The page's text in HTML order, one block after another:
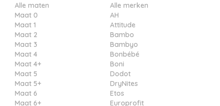
Alle maten
Maat 0
Maat 1
Maat 2
Maat 3
Maat 4
Maat 4+
Maat 5
Maat 5+
Maat 6
Maat 6+
Alle merken
AH
Attitude
Bambo
Bambyo
Bonbébé
Boni
Dodot
DryNites
Etos
Europrofit